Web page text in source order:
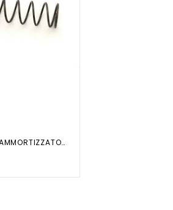
MOLLA PER AMMORTIZZATORE...